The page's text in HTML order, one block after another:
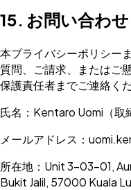
15. お問い合わせ
本プライバシーポリシー
質問、ご請求、またはご
保護責任者までご連絡くだ
氏名：Kentaro Uomi（取
メールアドレス：
所在地：Unit 3-03-01,
Bukit Jalil, 57000 Kuala